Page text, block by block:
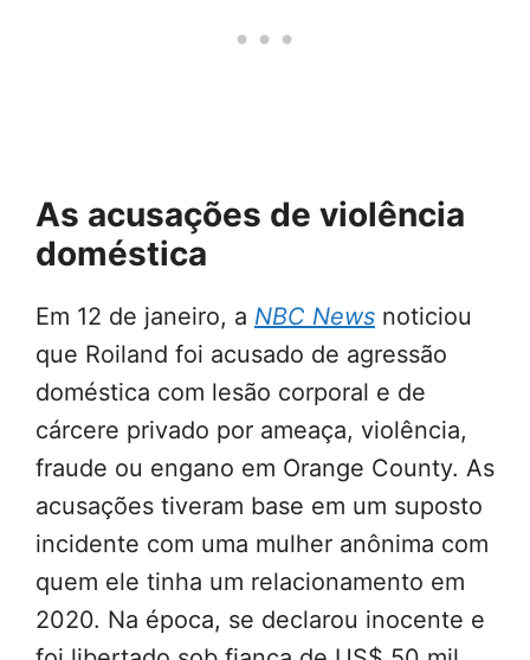
As acusações de violência
doméstica
Em 12 de janeiro, a NBC News noticiou
que Roiland foi acusado de agressão
doméstica com lesão corporal e de
cárcere privado por ameaça, violência,
fraude ou engano em Orange County. As
acusações tiveram base em um suposto
incidente com uma mulher anônima com
quem ele tinha um relacionamento em
2020. Na época, se declarou inocente e